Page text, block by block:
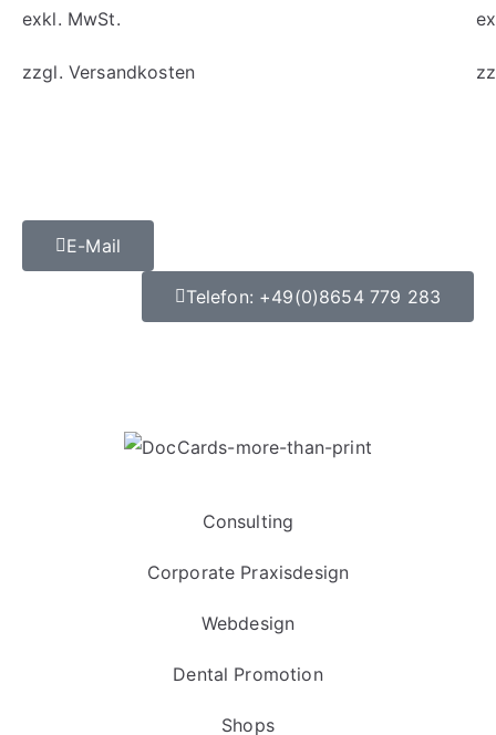
exkl. MwSt.
zzgl. Versandkosten
E-Mail
Telefon: +49(0)8654 779 283
Consulting
Corporate Praxisdesign
Webdesign
Dental Promotion
Shops